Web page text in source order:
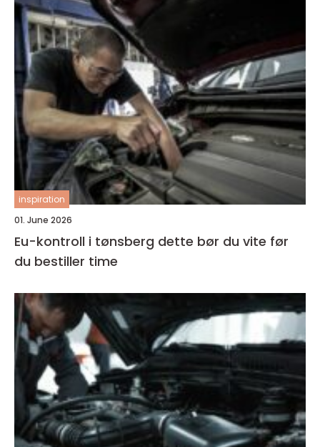
inspiration
01. June 2026
Eu-kontroll i tønsberg dette bør du vite før
du bestiller time